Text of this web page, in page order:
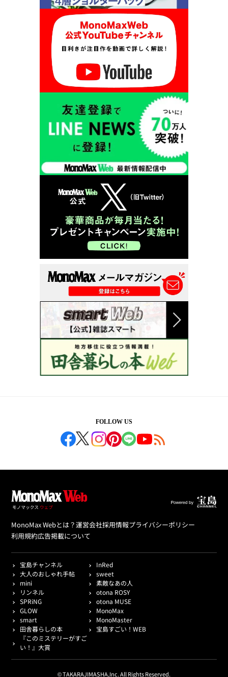
FOLLOW US
MonoMax Webとは？運営会社採用情報プライバシーポリシー
利用規約広告掲載について
宝島チャンネル
InRed
大人のおしゃれ手帖
sweet
mini
素敵なあの人
リンネル
otona ROSY
SPRiNG
otona MUSE
GLOW
MonoMax
smart
MonoMaster
田舎暮らしの本
宝島すごい！WEB
『このミステリーがすご
い！』大賞
© TAKARAJIMASHA,Inc. All Rights Reserved.